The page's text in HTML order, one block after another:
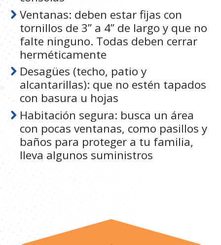
Ventanas: deben estar fijas con
tornillos de 3” a 4” de largo y que no
falte ninguno. Todas deben cerrar
herméticamente
Desagües (techo, patio y
alcantarillas): que no estén tapados
con basura u hojas
Habitación segura: busca un área
con pocas ventanas, como pasillos y
baños para proteger a tu familia,
lleva algunos suministros